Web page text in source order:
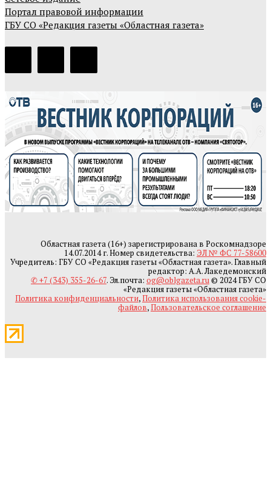
Портал правовой информации
ГБУ СО «Редакция газеты «Областная газета»
Областная газета (16+) зарегистрирована в Роскомнадзоре
14.07.2014 г. Номер свидетельства: ЭЛ № ФС 77-58600
Учредитель: ГБУ СО «Редакция газеты «Областная газета». Главный
редактор: А.А. Лакедемонский
✆ +7 (343) 355-26-67. Эл.почта: og@oblgazeta.ru© 2024 ГБУ СО
«Редакция газеты «Областная газета»
Политика конфиденциальности,Политика использования cookie-
файлов,Пользовательское соглашение